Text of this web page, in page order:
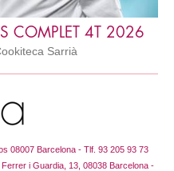
COMPLET 4T 2026
Sarrià
08007 Barcelona - Tlf. 93 205 93 73
i Guardia, 13, 08038 Barcelona -